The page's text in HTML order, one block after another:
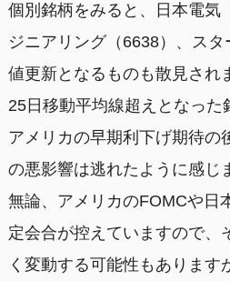
個別銘柄をみると、日本電気
ジニアリング（6638）、ス
値更新となるものも散見され
25日移動平均線超えとなった
アメリカの早期利下げ期待の
の悪影響は逃れたように感じ
無論、アメリカのFOMCや日
定会合が控えていますので、
く変動する可能性もあります